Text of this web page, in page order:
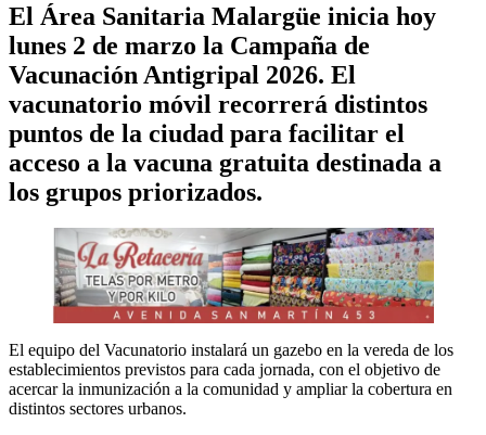
El Área Sanitaria Malargüe inicia hoy
lunes 2 de marzo la Campaña de
Vacunación Antigripal 2026. El
vacunatorio móvil recorrerá distintos
puntos de la ciudad para facilitar el
acceso a la vacuna gratuita destinada a
los grupos priorizados.
El equipo del Vacunatorio instalará un gazebo en la vereda de los
establecimientos previstos para cada jornada, con el objetivo de
acercar la inmunización a la comunidad y ampliar la cobertura en
distintos sectores urbanos.